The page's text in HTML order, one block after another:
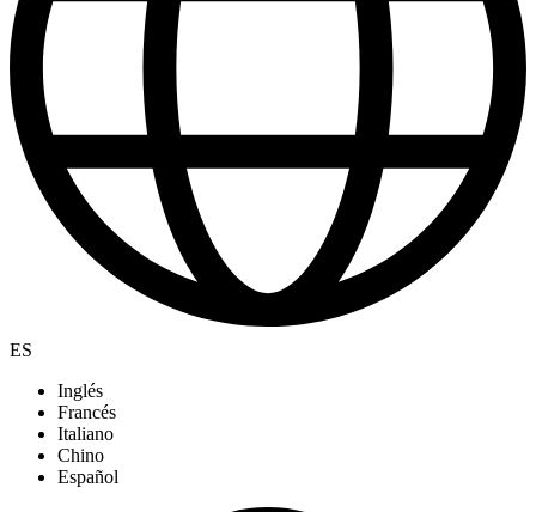
ES
Inglés
Francés
Italiano
Chino
Español